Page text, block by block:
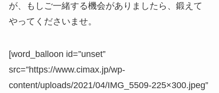
が、もしご一緒する機会がありましたら、鍛えて
やってくださいませ。
[word_balloon id=”unset”
src=”https://www.cimax.jp/wp-
content/uploads/2021/04/IMG_5509-225×300.jpeg”